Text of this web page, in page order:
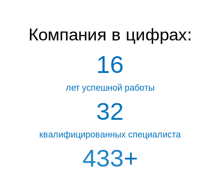
Компания в цифрах:
16
лет успешной работы
32
квалифицированных специалиста
450+